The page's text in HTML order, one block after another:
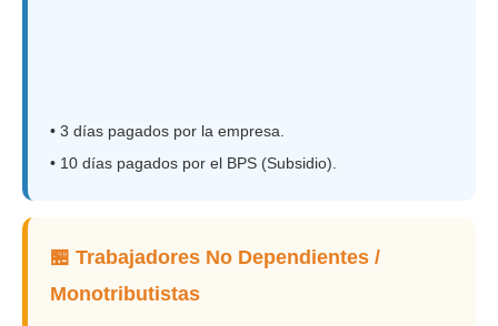
• 3 días pagados por la empresa.
• 10 días pagados por el BPS (Subsidio).
🏪 Trabajadores No Dependientes /
Monotributistas